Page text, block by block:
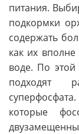
питания.
подкормки
содержать
как их
воде. По
подходят
которые